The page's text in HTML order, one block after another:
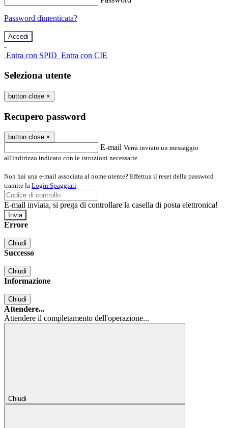
Password dimenticata?
-
Entra con SPID Entra con CIE
Seleziona utente
button close ×
Recupero password
button close ×
E-mail Verrà inviato un messaggio
all'indirizzo indicato con le istruzioni necessarie.
Non hai una e-mail associata al nome utente? Effettua il reset della password
tramite la Login Spaggiari
E-mail inviata, si prega di controllare la casella di posta elettronica!
Errore
Chiudi
Successo
Chiudi
Informazione
Chiudi
Attendere...
Attendere il completamento dell'operazione...
Chiudi